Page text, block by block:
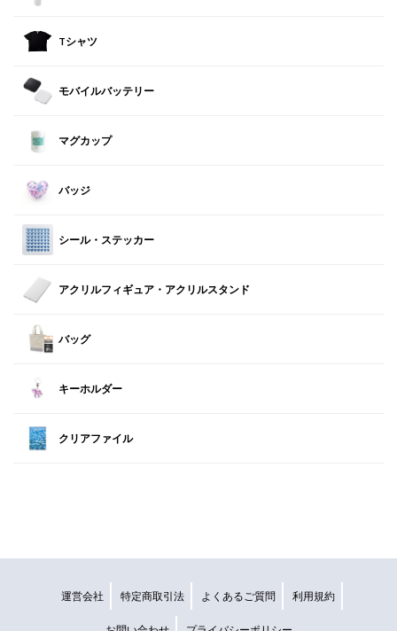
Tシャツ
モバイルバッテリー
マグカップ
バッジ
シール・ステッカー
アクリルフィギュア・アクリルスタンド
バッグ
キーホルダー
クリアファイル
運営会社 特定商取引法 よくあるご質問 利用規約